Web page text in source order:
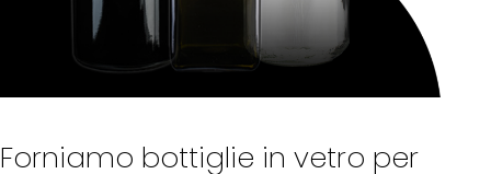
Forniamo bottiglie in vetro per